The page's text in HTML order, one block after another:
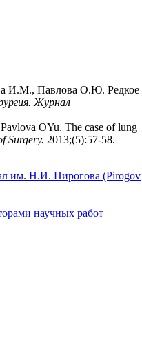
И.М., Павлова О.Ю. Редкое
Журнал
OYu. The case of lung
Surgery. 2013;(5):57‑58.